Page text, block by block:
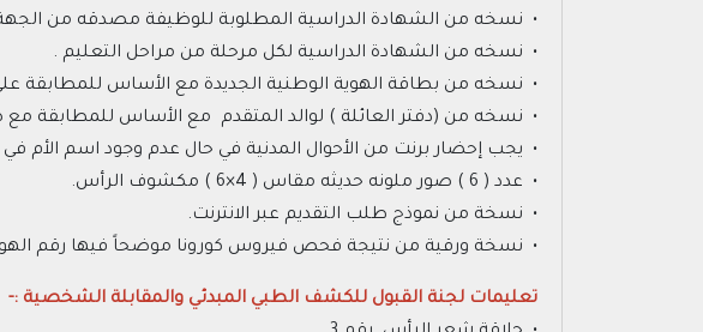
• نسخه من الشهادة الدراسية المطلوبة للوظيفة مصدقه من الجهة
• نسخه من الشهادة الدراسية لكل مرحلة من مراحل التعليم .
• نسخه من بطاقة الهوية الوطنية الجديدة مع الأساس للمطابقة
• نسخه من (دفتر العائلة ) لوالد المتقدم مع الأساس للمطابقة مع
• يجب إحضار برنت من الأحوال المدنية في حال عدم وجود اسم الأم في
• عدد ( 6 ) صور ملونه حديثه مقاس ( 4×6 ) مكشوف الرأس.
• نسخة من نموذج طلب التقديم عبر الانترنت.
• نسخة ورقية من نتيجة فحص فيروس كورونا موضحاً فيها رقم
تعليمات لجنة القبول للكشف الطبي المبدئي والمقابلة الشخصية :-